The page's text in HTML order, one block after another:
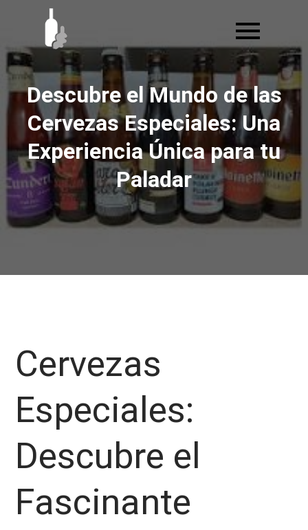
contenido
Descubre el Mundo de las
Cervezas Especiales: Una
Experiencia Única para tu
Paladar
Cervezas
Especiales:
Descubre el
Fascinante